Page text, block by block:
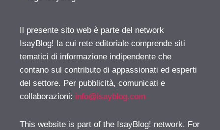
Il presente sito web è parte del network
IsayBlog! la cui rete editoriale comprende siti
tematici di informazione indipendente che
contano sul contributo di appassionati ed esperti
del settore. Per pubblicità, comunicati e
collaborazioni: info@isayblog.com
This website is part of the IsayBlog! network. For